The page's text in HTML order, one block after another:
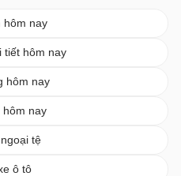
hôm nay
tiết hôm nay
hôm nay
hôm nay
tệ
ô tô